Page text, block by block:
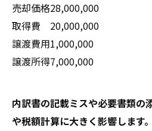
売却価格28,000,000
取得費
20,000,000
譲渡費用1,000,000
譲渡所得7,000,000
内訳書の記載ミスや必要書類の
や税額計算に大きく影響します。